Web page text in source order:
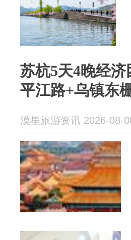
苏杭5天4晚经
平江路+乌镇东
漠星旅游资讯 2026-08-